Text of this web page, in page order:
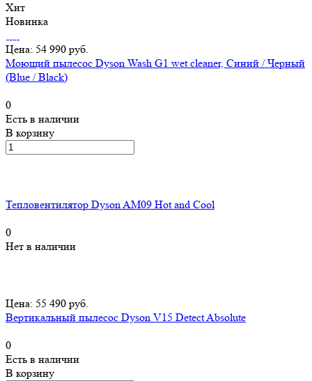
Хит
Новинка
Цена: 54 990 руб.
Моющий пылесос Dyson Wash G1 wet cleaner, Синий / Черный
(Blue / Black)
0
Есть в наличии
В корзину
Тепловентилятор Dyson AM09 Hot and Cool
0
Нет в наличии
Цена: 55 490 руб.
Вертикальный пылесос Dyson V15 Detect Absolute
0
Есть в наличии
В корзину